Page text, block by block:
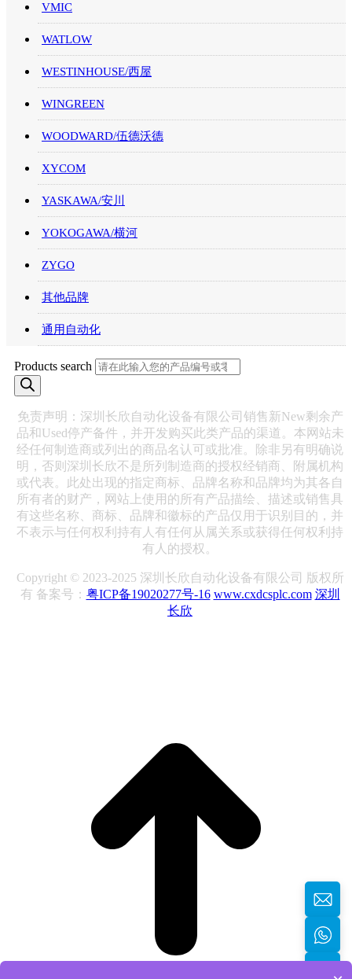
VMIC
WATLOW
WESTINHOUSE/西屋
WINGREEN
WOODWARD/伍德沃德
XYCOM
YASKAWA/安川
YOKOGAWA/横河
ZYGO
其他品牌
通用自动化
Products search
免责声明：深圳长欣自动化设备有限公司销售新New剩余产
品和Used停产备件，并开发购买此类产品的渠道。本网站未
经任何制造商或列出的商品名认可或批准。除非另有明确说
明，否则深圳长欣不是所列制造商的授权经销商、附属机构
或代表。此处出现的指定商标、品牌名称和品牌均为其各自
所有者的财产，网站上使用的所有产品描绘、描述或销售具
有这些名称、商标、品牌和徽标的产品仅用于识别目的，并
不表示与任何权利持有人有任何从属关系或获得任何权利持
有人的授权。
Copyright © 2023-2025 深圳长欣自动化设备有限公司 版权所
有 备案号： 粤ICP备19020277号-16 www.cxdcsplc.com 深圳
长欣